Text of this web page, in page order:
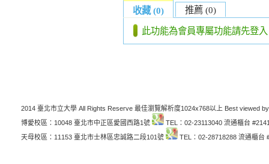
收藏 (0) 推薦 (0)
此功能為會員專屬功能請先登入
2014 臺北市立大學 All Rights Reserve 最佳瀏覽解析度1024x768以上 Best viewed
博愛校區：10048 臺北市中正區愛國西路1號
TEL：02-23113040 流通櫃台
天母校區：11153 臺北市士林區忠誠路二段101號
TEL：02-28718288 流通櫃台